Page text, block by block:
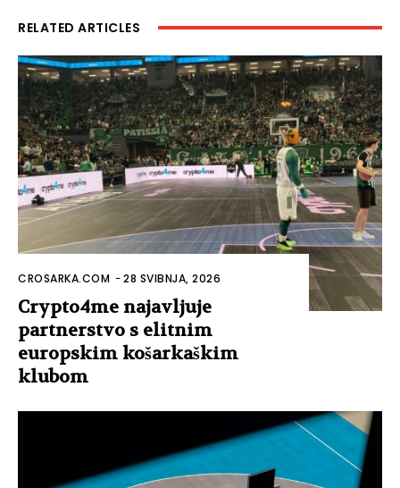
RELATED ARTICLES
CROSARKA.COM -28 SVIBNJA, 2026
Crypto4me najavljuje
partnerstvo s elitnim
europskim košarkaškim
klubom